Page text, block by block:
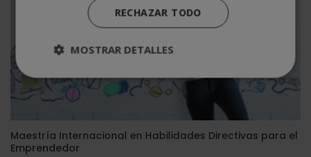
Maestría Internacional en Habilidades Directivas para el
Emprendedor
RECHAZAR TODO
MOSTRAR DETALLES